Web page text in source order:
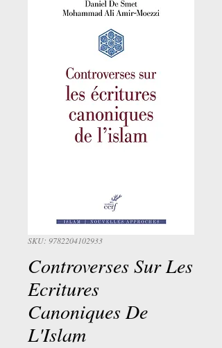
SKU: 9782204102933
Controverses Sur Les
Ecritures
Canoniques De
L'Islam